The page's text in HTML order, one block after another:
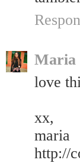
Maria
love
xx,
maria
http://